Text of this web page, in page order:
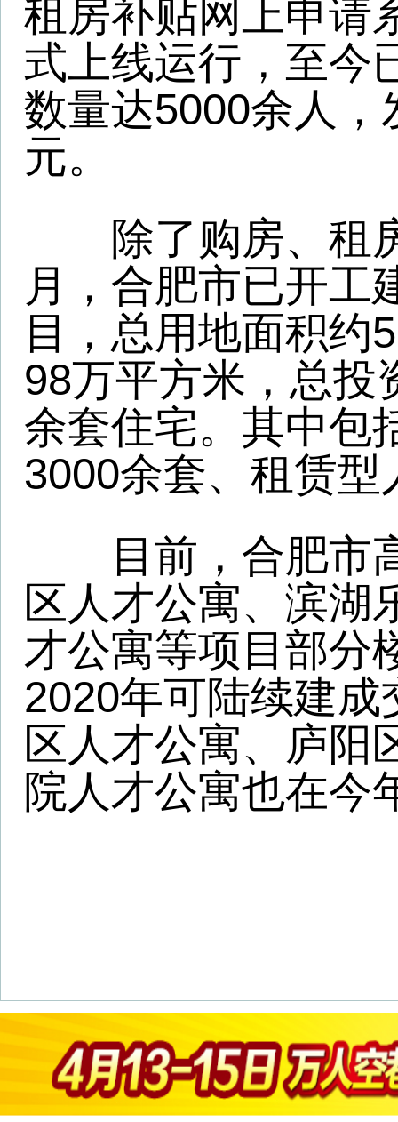
目前，合肥市高新区
区人才公寓、滨湖乐业
才公寓等项目部分楼栋
2020年可陆续建成交付
区人才公寓、庐阳区人
院人才公寓也在今年顺
Copyright © 2025